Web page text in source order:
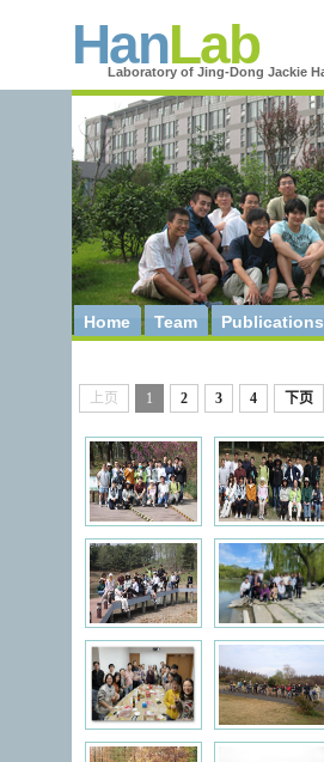
HanLab
Laboratory of Jing-Dong Jackie
Home Team Publications
上页 1 2 3 4 下页